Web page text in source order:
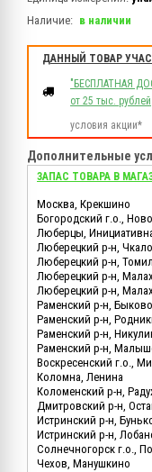
Наличие: в наличии
ДАННЫЙ ТОВАР
"БЕСПЛАТНАЯ
от 25 тыс. рублей
условия акции*
Дополнительные
ЗАПАС ТОВАРА В
Москва, Крекшино
Богородский г.о.,
Люберцы,
Люберецкий р-н,
Люберецкий р-н,
Люберецкий р-н,
Люберецкий р-н,
Раменский р-н, Быково
Раменский р-н,
Раменский р-н,
Раменский р-н,
Воскресенский г.о.,
Коломна, Ленина
Коломенский р-н,
Дмитровский р-н,
Истринский р-н,
Истринский р-н,
Солнечногорск г.о.,
Чехов, Манушкино